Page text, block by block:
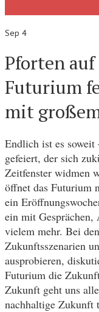
Sep 4
Pforten
Futurium
mit
Endlich ist es
gefeiert, der sich
Zeitfenster widmen
öffnet das Futurium
ein
ein mit
vielem mehr. Bei
Zukunftsszenarien
ausprobieren,
Futurium die
Zukunft geht uns
nachhaltige Zukunft